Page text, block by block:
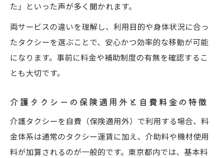
た」といった声が多く聞かれます。
両サービスの違いを理解し、利用目的や身体状況に合っ
たタクシーを選ぶことで、安心かつ効率的な移動が可能
になります。事前に料金や補助制度の有無を確認するこ
とも大切です。
介護タクシーの保険適用外と自費料金の特徴
介護タクシーを自費（保険適用外）で利用する場合、料
金体系は通常のタクシー運賃に加え、介助料や機材使用
料が加算されるのが一般的です。東京都内では、基本料